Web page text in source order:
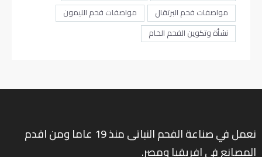
مواصفات فحم البرتقال
مواصفات فحم الليمون
نشأة وتكوين الفحم الخام
نعمل في صناعة الفحم النباتى منذ 19 عاما ومن اقدم
المصانع فى افريقيا ومصر.